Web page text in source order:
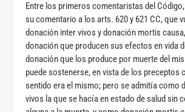
Entre los primeros comentaristas del
su comentario a los arts. 620 y 621 CC, que
donación inter vivos y donación mortis
donación que producen sus efectos en vida
donación que los produce por muerte del
puede sostenerse, en vista de los preceptos
sentido era el mismo; pero se admitía como
vivos la que se hacía en estado de salud sin